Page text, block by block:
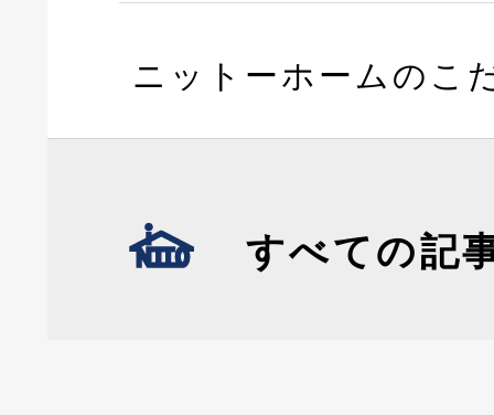
ニットーホームのこ
すべての記